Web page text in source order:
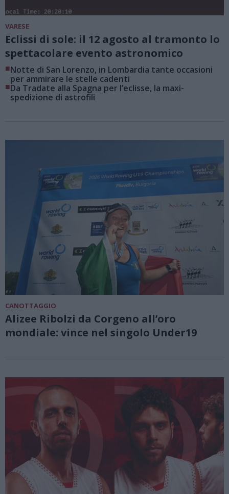
VARESE
Eclissi di sole: il 12 agosto al tramonto lo
spettacolare evento astronomico
■Notte di San Lorenzo, in Lombardia tante occasioni
per ammirare le stelle cadenti
■Da Tradate alla Spagna per l’eclisse, la maxi-
spedizione di astrofili
CANOTTAGGIO
Alizee Ribolzi da Corgeno all’oro
mondiale: vince nel singolo Under19